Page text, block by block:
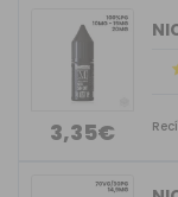
3,35€